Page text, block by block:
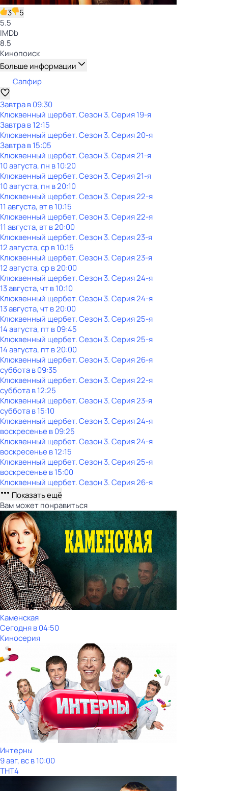
3
5
5.5
IMDb
8.5
Кинопоиск
Больше информации
Сапфир
Завтра в 09:30
Клюквенный щербет. Сезон 3. Серия 19-я
Завтра в 12:15
Клюквенный щербет. Сезон 3. Серия 20-я
Завтра в 15:05
Клюквенный щербет. Сезон 3. Серия 21-я
10 августа, пн в 10:20
Клюквенный щербет. Сезон 3. Серия 21-я
10 августа, пн в 20:10
Клюквенный щербет. Сезон 3. Серия 22-я
11 августа, вт в 10:15
Клюквенный щербет. Сезон 3. Серия 22-я
11 августа, вт в 20:00
Клюквенный щербет. Сезон 3. Серия 23-я
12 августа, ср в 10:15
Клюквенный щербет. Сезон 3. Серия 23-я
12 августа, ср в 20:00
Клюквенный щербет. Сезон 3. Серия 24-я
13 августа, чт в 10:10
Клюквенный щербет. Сезон 3. Серия 24-я
13 августа, чт в 20:00
Клюквенный щербет. Сезон 3. Серия 25-я
14 августа, пт в 09:45
Клюквенный щербет. Сезон 3. Серия 25-я
14 августа, пт в 20:00
Клюквенный щербет. Сезон 3. Серия 26-я
субботав09:35
Клюквенный щербет. Сезон 3. Серия 22-я
субботав12:25
Клюквенный щербет. Сезон 3. Серия 23-я
субботав15:10
Клюквенный щербет. Сезон 3. Серия 24-я
воскресенье в09:25
Клюквенный щербет. Сезон 3. Серия 24-я
воскресенье в12:15
Клюквенный щербет. Сезон 3. Серия 25-я
воскресенье в15:00
Клюквенный щербет. Сезон 3. Серия 26-я
Показать ещё
Вам может понравиться
Каменская
Сегодня в 04:50
Киносерия
Интерны
9 авг, вс в 10:00
ТНТ4